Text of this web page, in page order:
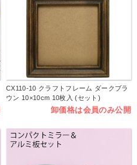
CX110-10 クラフトフレーム ダークブラ
ウン 10×10cm 10枚入 (セット)
卸価格は会員のみ公開